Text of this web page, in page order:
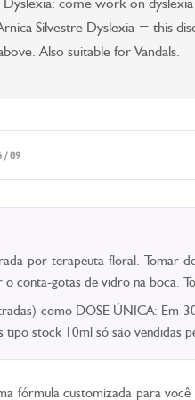
Silvestre Dyslexia = this
Also suitable for Vandals.
/ 89
por terapeuta floral. Tomar
conta-gotas de vidro na boca.
como DOSE ÚNICA: Em
stock 10ml só são vendidas
fórmula customizada para